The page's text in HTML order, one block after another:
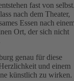
fast von
nach dem Theater,
Essen nach
Ort, der sich nicht
genau für diese
und einem
künstlich zu wirken.